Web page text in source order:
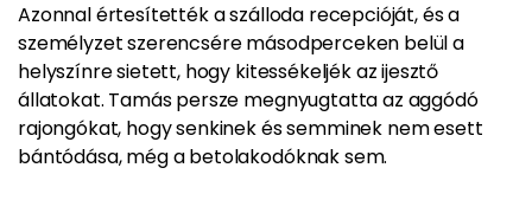
Azonnal értesítették a szálloda recepcióját, és a
személyzet szerencsére másodperceken belül a
helyszínre sietett, hogy kitessékeljék az ijesztő
állatokat. Tamás persze megnyugtatta az aggódó
rajongókat, hogy senkinek és semminek nem esett
bántódása, még a betolakodóknak sem.